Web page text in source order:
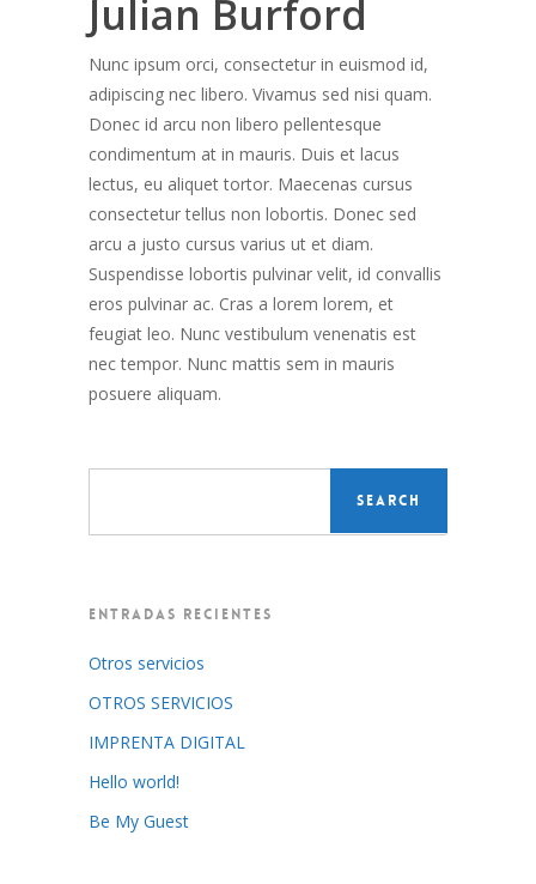
Julian Burford
Nunc ipsum orci, consectetur in euismod id,
adipiscing nec libero. Vivamus sed nisi quam.
Donec id arcu non libero pellentesque
condimentum at in mauris. Duis et lacus
lectus, eu aliquet tortor. Maecenas cursus
consectetur tellus non lobortis. Donec sed
arcu a justo cursus varius ut et diam.
Suspendisse lobortis pulvinar velit, id convallis
eros pulvinar ac. Cras a lorem lorem, et
feugiat leo. Nunc vestibulum venenatis est
nec tempor. Nunc mattis sem in mauris
posuere aliquam.
ENTRADAS RECIENTES
Otros servicios
OTROS SERVICIOS
IMPRENTA DIGITAL
Hello world!
Be My Guest